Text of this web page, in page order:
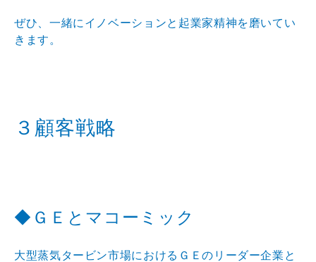
ぜひ、一緒にイノベーションと起業家精神を磨いてい
きます。
３顧客戦略
◆ＧＥとマコーミック
大型蒸気タービン市場におけるＧＥのリーダー企業と